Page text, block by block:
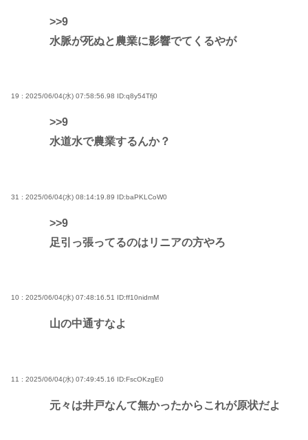
>>9
水脈が死ぬと農業に影響でてくるやが
19 : 2025/06/04(水) 07:58:56.98 ID:q8y54Tfj0
>>9
水道水で農業するんか？
31 : 2025/06/04(水) 08:14:19.89 ID:baPKLCoW0
>>9
足引っ張ってるのはリニアの方やろ
10 : 2025/06/04(水) 07:48:16.51 ID:ff10nidmM
山の中通すなよ
11 : 2025/06/04(水) 07:49:45.16 ID:FscOKzgE0
元々は井戸なんて無かったからこれが原状だよ